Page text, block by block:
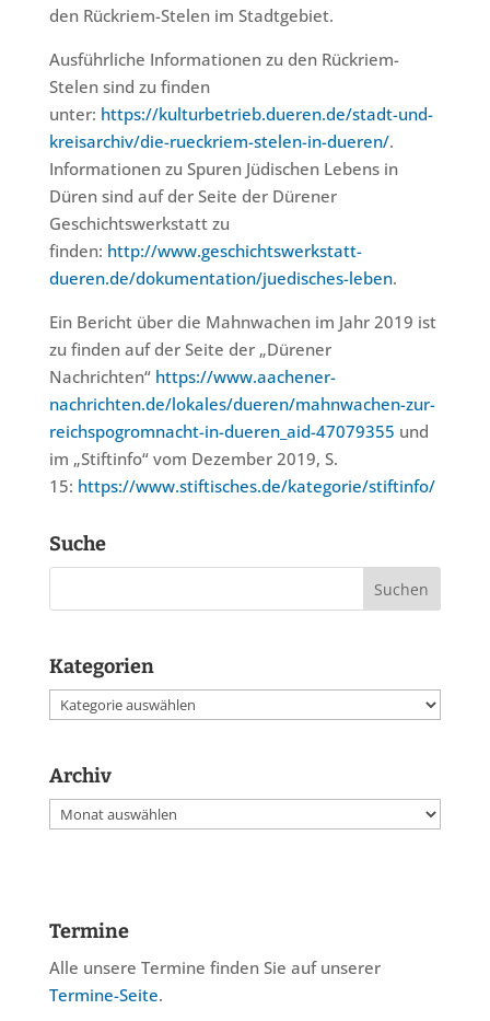
den Rückriem-Stelen im Stadtgebiet.
Ausführliche Informationen zu den Rückriem-
Stelen sind zu finden
unter: https://kulturbetrieb.dueren.de/stadt-und-
kreisarchiv/die-rueckriem-stelen-in-dueren/.
Informationen zu Spuren Jüdischen Lebens in
Düren sind auf der Seite der Dürener
Geschichtswerkstatt zu
finden: http://www.geschichtswerkstatt-
dueren.de/dokumentation/juedisches-leben.
Ein Bericht über die Mahnwachen im Jahr 2019 ist
zu finden auf der Seite der „Dürener
Nachrichten“ https://www.aachener-
nachrichten.de/lokales/dueren/mahnwachen-zur-
reichspogromnacht-in-dueren_aid-47079355 und
im „Stiftinfo“ vom Dezember 2019, S.
15: https://www.stiftisches.de/kategorie/stiftinfo/
Suche
Kategorien
Kategorien
Archiv
Archiv
Termine
Alle unsere Termine finden Sie auf unserer
Termine-Seite.